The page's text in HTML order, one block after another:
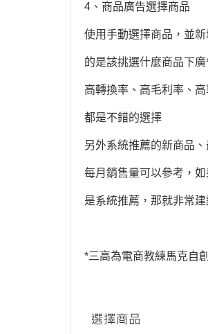
4、商品廣告選擇商品
使用手動選擇商品，並
的是該挑選什麼商品下廣
高轉換率、高毛利率、
都是不錯的選擇
另外系統推薦的新商品
每月銷售量可以參考，
是系統推薦，那就非常
*三高為電商教練馬克自